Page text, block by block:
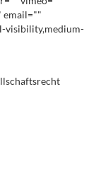
email=""
visibility,medium-